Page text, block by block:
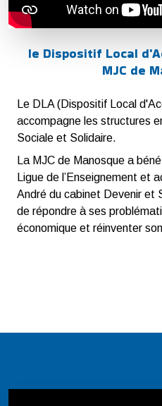
le Dispositif Local
MJC de
Le DLA (Dispositif Local
accompagne les structures
Sociale et Solidaire.
La MJC de Manosque a
Ligue de l’Enseignement et
André du cabinet Devenir et
de répondre à ses
économique et réinventer